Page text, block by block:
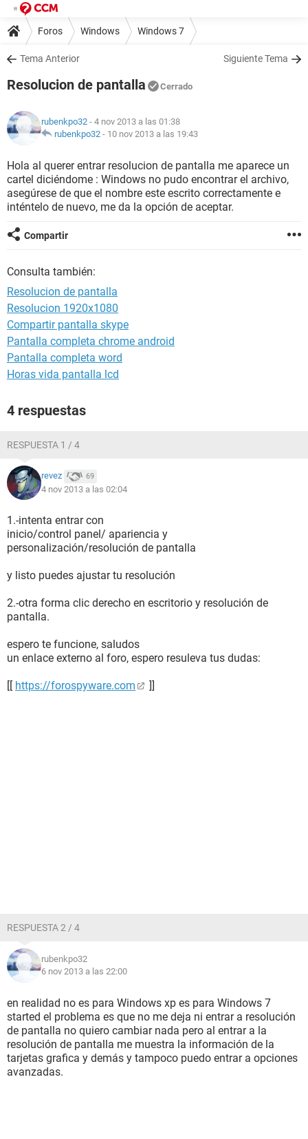
Foros Windows Windows 7
Tema Anterior Siguiente Tema
Resolucion de pantalla Cerrado
rubenkpo32 - 4 nov 2013 a las 01:38
rubenkpo32 - 10 nov 2013 a las 19:43
Hola al querer entrar resolucion de pantalla me aparece un
cartel diciéndome : Windows no pudo encontrar el archivo,
asegúrese de que el nombre este escrito correctamente e
inténtelo de nuevo, me da la opción de aceptar.
Compartir
Consulta también:
Resolucion de pantalla
Resolucion 1920x1080
Compartir pantalla skype
Pantalla completa chrome android
Pantalla completa word
Horas vida pantalla lcd
4 respuestas
RESPUESTA 1 / 4
revez 69
4 nov 2013 a las 02:04
1.-intenta entrar con
inicio/control panel/ apariencia y
personalización/resolución de pantalla
y listo puedes ajustar tu resolución
2.-otra forma clic derecho en escritorio y resolución de
pantalla.
espero te funcione, saludos
un enlace externo al foro, espero resuleva tus dudas:
[[ https://forospyware.com ]]
RESPUESTA 2 / 4
rubenkpo32
6 nov 2013 a las 22:00
en realidad no es para Windows xp es para Windows 7
started el problema es que no me deja ni entrar a resolución
de pantalla no quiero cambiar nada pero al entrar a la
resolución de pantalla me muestra la información de la
tarjetas grafica y demás y tampoco puedo entrar a opciones
avanzadas.